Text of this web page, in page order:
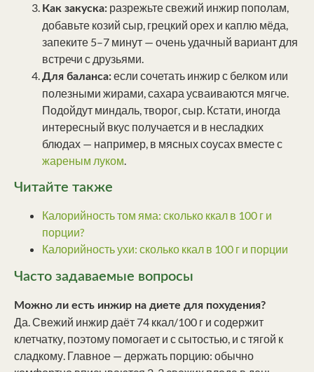
Как закуска: разрежьте свежий инжир пополам,
добавьте козий сыр, грецкий орех и каплю мёда,
запеките 5–7 минут — очень удачный вариант для
встречи с друзьями.
Для баланса:если сочетать инжир с белком или
полезными жирами, сахара усваиваются мягче.
Подойдут миндаль, творог, сыр. Кстати, иногда
интересный вкус получается и в несладких
блюдах — например, в мясных соусах вместе с
жареным луком.
Читайте также
Калорийность том яма: сколько ккал в 100 г и
порции?
Калорийность ухи: сколько ккал в 100 г и порции
Часто задаваемые вопросы
Можно ли есть инжир на диете для похудения?
Да. Свежий инжир даёт 74 ккал/100 г и содержит
клетчатку, поэтому помогает и с сытостью, и с тягой к
сладкому. Главное — держать порцию: обычно